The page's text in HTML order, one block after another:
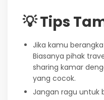
💡 Tips
Jika kamu
Biasanya pihak
sharing kamar
yang cocok.
Jangan ragu untuk